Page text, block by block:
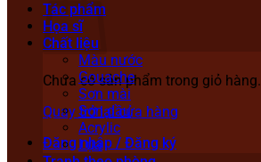
Chưa có sản phẩm trong giỏ hàng.
Quay trở lại cửa hàng
Đăng nhập / Đăng ký
Tác phẩm
Họa sĩ
Chất liệu
Màu nước
Gouache
Sơn mài
Sơn dầu
Acrylic
Lụa